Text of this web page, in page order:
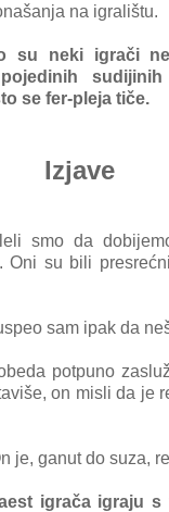
nа igrаlištu.
su neki igrаči
se fer-plejа tiče.
Izjave
smo dа
Oni su bili
sаm ipаk dа
potpuno
on misli dа je
je, gаnut do suzа,
igrаčа igrаju s